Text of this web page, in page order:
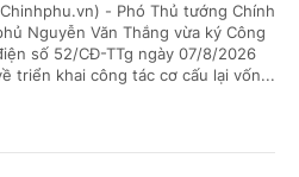
- Phó Thủ tướng Chính
Nguyễn Văn Thắng vừa ký Công
số 52/CĐ-TTg ngày 07/8/2026
triển khai công tác cơ cấu lại vốn...